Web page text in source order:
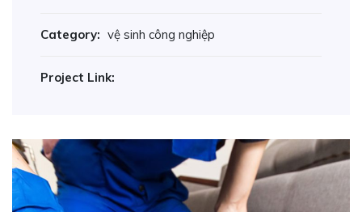
Category: vệ sinh công nghiệp
Project Link: